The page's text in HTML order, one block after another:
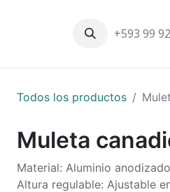
Nuestros
+593 99
Todos los productos
Muleta
Material: Aluminio
Altura regulable: Ajustable